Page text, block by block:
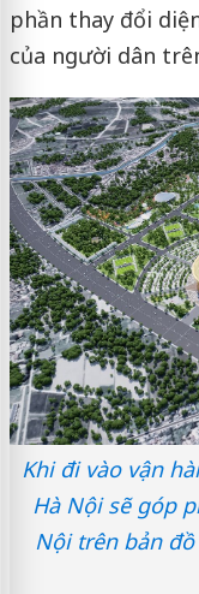
phần thay đổi
của người dân
Khi đi vào vận
Hà Nội sẽ góp
Nội trên bản